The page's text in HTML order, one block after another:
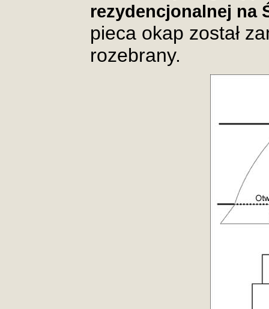
rezydencjonalnej na
pieca okap został
rozebrany.